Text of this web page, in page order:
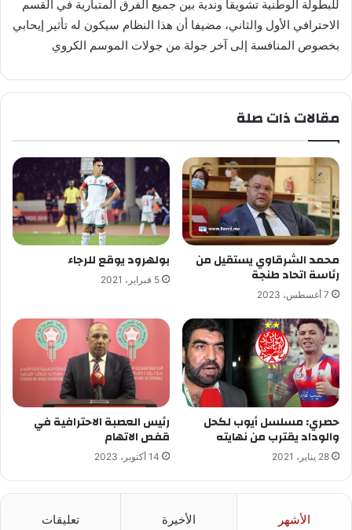
للبطولة الوطنية تشويقا وندية بين جميع الفرق المتبارية في القسم
الاحترافي الأول والثاني، مضيفا أن هذا النظام سيكون له تأثير إيحابي
بخصوص المنافسة إلى آخر جولة من جولات الموسم الكروي
مقالات ذات صلة
محمد الشرقاوي يستقيل من
رئاسة اتحاد طنجة
7 أغسطس، 2023
بولهرود يوقع للرجاء
5 فبراير، 2021
حصري: مسلسل أيوب لكحل
والوداد يقترب من نهايته
28 يناير، 2021
رئيس العصبة الاحترافية في
قفص الاتهام
14 أكتوبر، 2023
الأشهر الأخيرة تعليقات